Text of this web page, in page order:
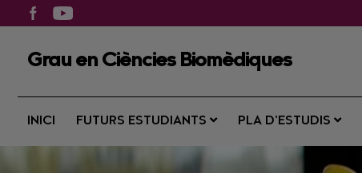
Grau en Ciències Biomèdiques
INICI FUTURS ESTUDIANTS PLA D’ESTUDIS